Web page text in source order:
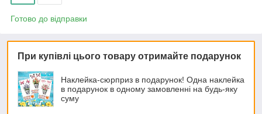
Готово до відправки
При купівлі цього товару отримайте подарунок
Наклейка-сюрприз в подарунок! Одна наклейка
в подарунок в одному замовленні на будь-яку
суму